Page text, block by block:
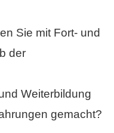
Sie mit Fort- und
der
Weiterbildung
gemacht?